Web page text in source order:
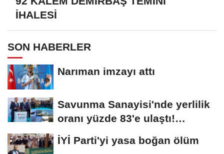
İHALESİ
SON HABERLER
Narıman imzayı attı
Savunma Sanayisi'nde yerlilik
oranı yüzde 83'e ulaştı!
Erzurum da...
İYİ Parti'yi yasa boğan ölüm